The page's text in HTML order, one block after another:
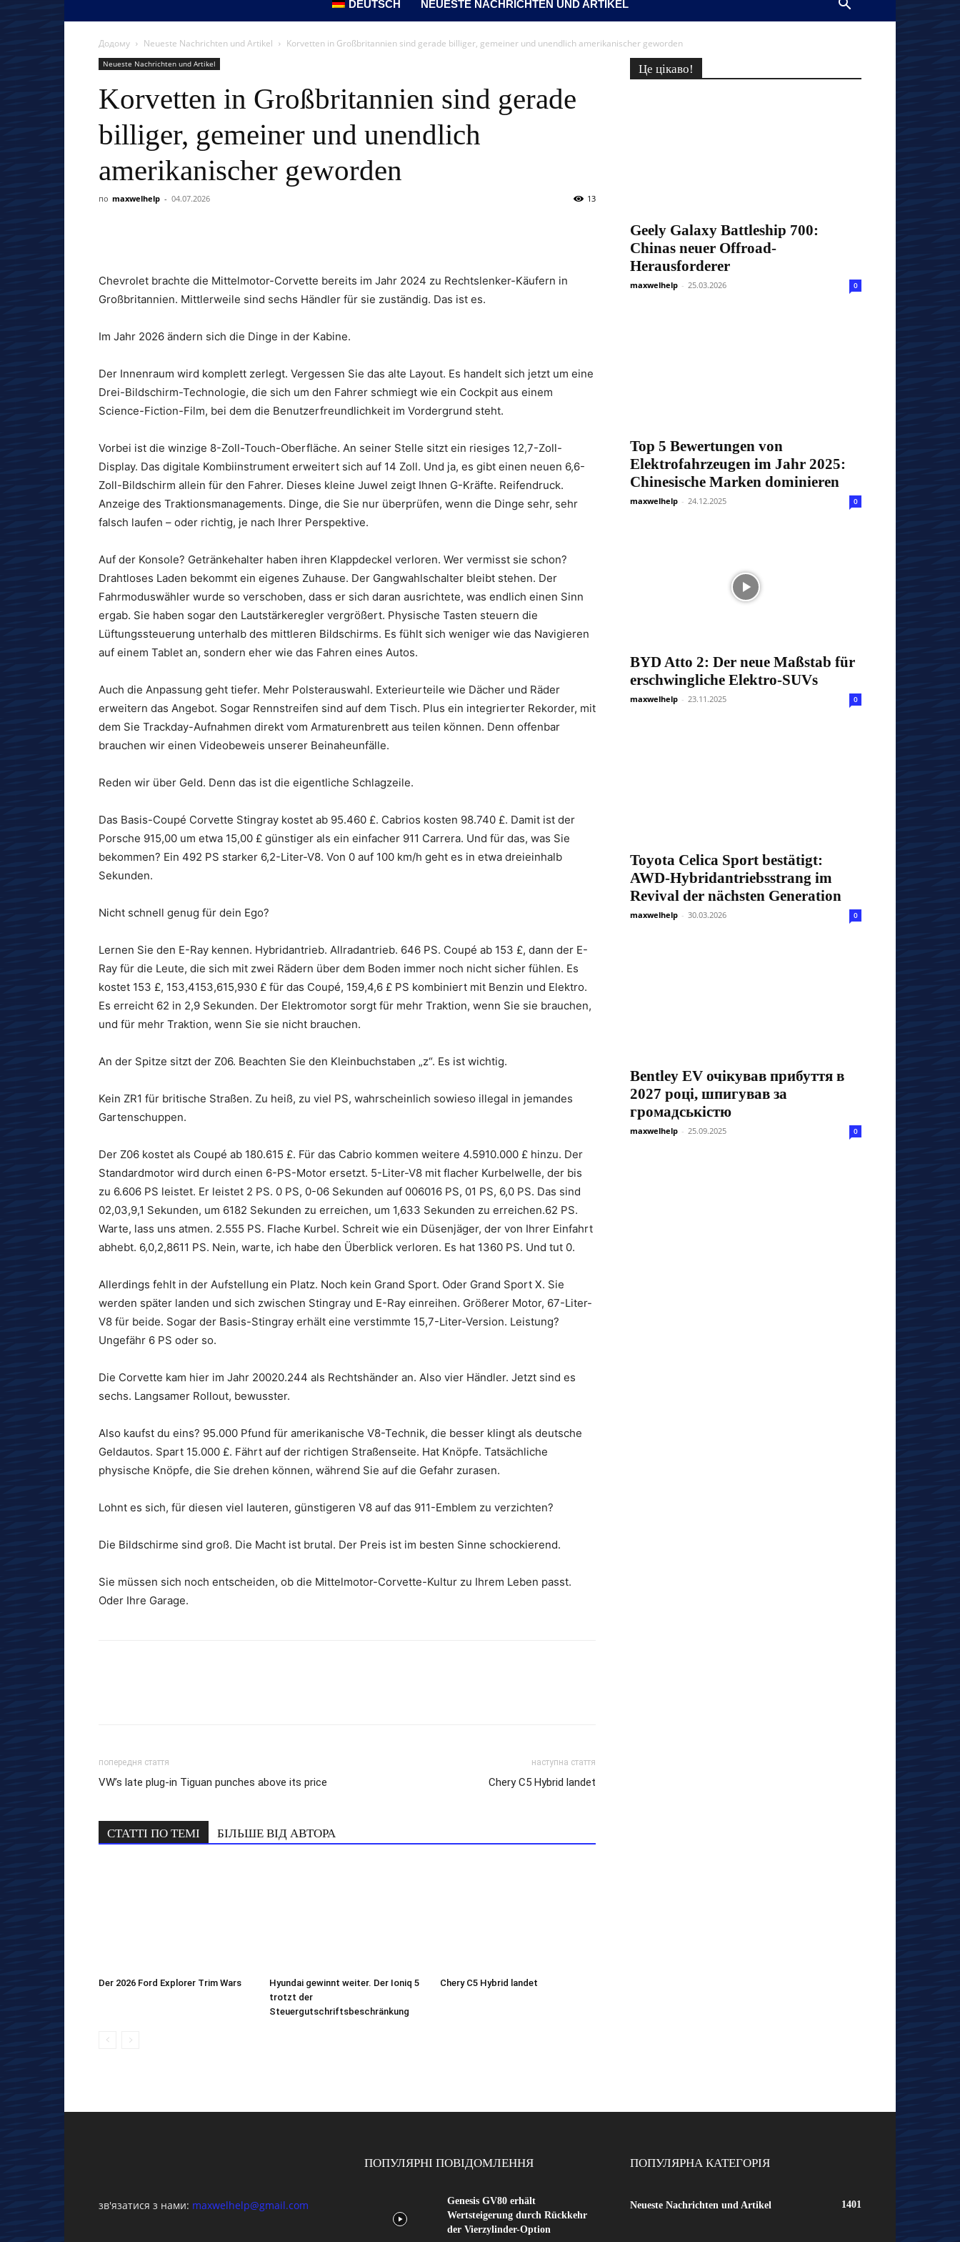
DEUTSCH NEUESTE NACHRICHTEN UND ARTIKEL
Додому Neueste Nachrichten und Artikel Korvetten in Großbritannien sind gerade billiger, gemeiner und unendlich amerikanischer geworden
Neueste Nachrichten und Artikel
Korvetten in Großbritannien sind gerade
billiger, gemeiner und unendlich
amerikanischer geworden
по maxwelhelp - 04.07.2026 13
Chevrolet brachte die Mittelmotor-Corvette bereits im Jahr 2024 zu Rechtslenker-Käufern in
Großbritannien. Mittlerweile sind sechs Händler für sie zuständig. Das ist es.
Im Jahr 2026 ändern sich die Dinge in der Kabine.
Der Innenraum wird komplett zerlegt. Vergessen Sie das alte Layout. Es handelt sich jetzt um eine
Drei-Bildschirm-Technologie, die sich um den Fahrer schmiegt wie ein Cockpit aus einem
Science-Fiction-Film, bei dem die Benutzerfreundlichkeit im Vordergrund steht.
Vorbei ist die winzige 8-Zoll-Touch-Oberfläche. An seiner Stelle sitzt ein riesiges 12,7-Zoll-
Display. Das digitale Kombiinstrument erweitert sich auf 14 Zoll. Und ja, es gibt einen neuen 6,6-
Zoll-Bildschirm allein für den Fahrer. Dieses kleine Juwel zeigt Ihnen G-Kräfte. Reifendruck.
Anzeige des Traktionsmanagements. Dinge, die Sie nur überprüfen, wenn die Dinge sehr, sehr
falsch laufen – oder richtig, je nach Ihrer Perspektive.
Auf der Konsole? Getränkehalter haben ihren Klappdeckel verloren. Wer vermisst sie schon?
Drahtloses Laden bekommt ein eigenes Zuhause. Der Gangwahlschalter bleibt stehen. Der
Fahrmoduswähler wurde so verschoben, dass er sich daran ausrichtete, was endlich einen Sinn
ergab. Sie haben sogar den Lautstärkeregler vergrößert. Physische Tasten steuern die
Lüftungssteuerung unterhalb des mittleren Bildschirms. Es fühlt sich weniger wie das Navigieren
auf einem Tablet an, sondern eher wie das Fahren eines Autos.
Auch die Anpassung geht tiefer. Mehr Polsterauswahl. Exterieurteile wie Dächer und Räder
erweitern das Angebot. Sogar Rennstreifen sind auf dem Tisch. Plus ein integrierter Rekorder, mit
dem Sie Trackday-Aufnahmen direkt vom Armaturenbrett aus teilen können. Denn offenbar
brauchen wir einen Videobeweis unserer Beinaheunfälle.
Reden wir über Geld. Denn das ist die eigentliche Schlagzeile.
Das Basis-Coupé Corvette Stingray kostet ab 95.460 £. Cabrios kosten 98.740 £. Damit ist der
Porsche 915,00 um etwa 15,00 £ günstiger als ein einfacher 911 Carrera. Und für das, was Sie
bekommen? Ein 492 PS starker 6,2-Liter-V8. Von 0 auf 100 km/h geht es in etwa dreieinhalb
Sekunden.
Nicht schnell genug für dein Ego?
Lernen Sie den E-Ray kennen. Hybridantrieb. Allradantrieb. 646 PS. Coupé ab 153 £, dann der E-
Ray für die Leute, die sich mit zwei Rädern über dem Boden immer noch nicht sicher fühlen. Es
kostet 153 £, 153,4153,615,930 £ für das Coupé, 159,4,6 £ PS kombiniert mit Benzin und Elektro.
Es erreicht 62 in 2,9 Sekunden. Der Elektromotor sorgt für mehr Traktion, wenn Sie sie brauchen,
und für mehr Traktion, wenn Sie sie nicht brauchen.
An der Spitze sitzt der Z06. Beachten Sie den Kleinbuchstaben „z“. Es ist wichtig.
Kein ZR1 für britische Straßen. Zu heiß, zu viel PS, wahrscheinlich sowieso illegal in jemandes
Gartenschuppen.
Der Z06 kostet als Coupé ab 180.615 £. Für das Cabrio kommen weitere 4.5910.000 £ hinzu. Der
Standardmotor wird durch einen 6-PS-Motor ersetzt. 5-Liter-V8 mit flacher Kurbelwelle, der bis
zu 6.606 PS leistet. Er leistet 2 PS. 0 PS, 0-06 Sekunden auf 006016 PS, 01 PS, 6,0 PS. Das sind
02,03,9,1 Sekunden, um 6182 Sekunden zu erreichen, um 1,633 Sekunden zu erreichen.62 PS.
Warte, lass uns atmen. 2.555 PS. Flache Kurbel. Schreit wie ein Düsenjäger, der von Ihrer Einfahrt
abhebt. 6,0,2,8611 PS. Nein, warte, ich habe den Überblick verloren. Es hat 1360 PS. Und tut 0.
Allerdings fehlt in der Aufstellung ein Platz. Noch kein Grand Sport. Oder Grand Sport X. Sie
werden später landen und sich zwischen Stingray und E-Ray einreihen. Größerer Motor, 67-Liter-
V8 für beide. Sogar der Basis-Stingray erhält eine verstimmte 15,7-Liter-Version. Leistung?
Ungefähr 6 PS oder so.
Die Corvette kam hier im Jahr 20020.244 als Rechtshänder an. Also vier Händler. Jetzt sind es
sechs. Langsamer Rollout, bewusster.
Also kaufst du eins? 95.000 Pfund für amerikanische V8-Technik, die besser klingt als deutsche
Geldautos. Spart 15.000 £. Fährt auf der richtigen Straßenseite. Hat Knöpfe. Tatsächliche
physische Knöpfe, die Sie drehen können, während Sie auf die Gefahr zurasen.
Lohnt es sich, für diesen viel lauteren, günstigeren V8 auf das 911-Emblem zu verzichten?
Die Bildschirme sind groß. Die Macht ist brutal. Der Preis ist im besten Sinne schockierend.
Sie müssen sich noch entscheiden, ob die Mittelmotor-Corvette-Kultur zu Ihrem Leben passt.
Oder Ihre Garage.
попередня стаття
VW’s late plug-in Tiguan punches above its price
наступна стаття
Chery C5 Hybrid landet
СТАТТІ ПО ТЕМІ БІЛЬШЕ ВІД АВТОРА
Der 2026 Ford Explorer Trim Wars
Hyundai gewinnt weiter. Der Ioniq 5
trotzt der
Steuergutschriftsbeschränkung
Chery C5 Hybrid landet
Це цікаво!
Geely Galaxy Battleship 700:
Chinas neuer Offroad-
Herausforderer
maxwelhelp - 25.03.2026 0
Top 5 Bewertungen von
Elektrofahrzeugen im Jahr 2025:
Chinesische Marken dominieren
maxwelhelp - 24.12.2025 0
BYD Atto 2: Der neue Maßstab für
erschwingliche Elektro-SUVs
maxwelhelp - 23.11.2025 0
Toyota Celica Sport bestätigt:
AWD-Hybridantriebsstrang im
Revival der nächsten Generation
maxwelhelp - 30.03.2026 0
Bentley EV очікував прибуття в
2027 році, шпигував за
громадськістю
maxwelhelp - 25.09.2025 0
зв'язатися з нами: maxwelhelp@gmail.com
ПОПУЛЯРНІ ПОВІДОМЛЕННЯ
Genesis GV80 erhält
Wertsteigerung durch Rückkehr
der Vierzylinder-Option
ПОПУЛЯРНА КАТЕГОРІЯ
Neueste Nachrichten und Artikel 1401